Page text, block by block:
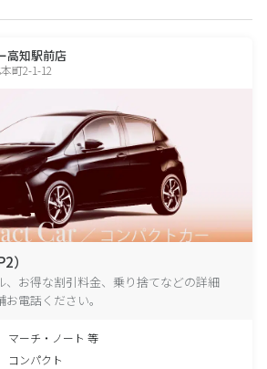
高知駅前店
町2-1-12
）
、お得な割引料金、乗り捨てなどの詳細
電話ください。
マーチ・ノート 等
コンパクト